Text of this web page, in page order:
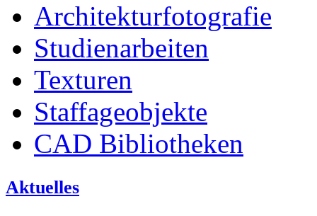
Architekturfotografie
Studienarbeiten
Texturen
Staffageobjekte
CAD Bibliotheken
Aktuelles